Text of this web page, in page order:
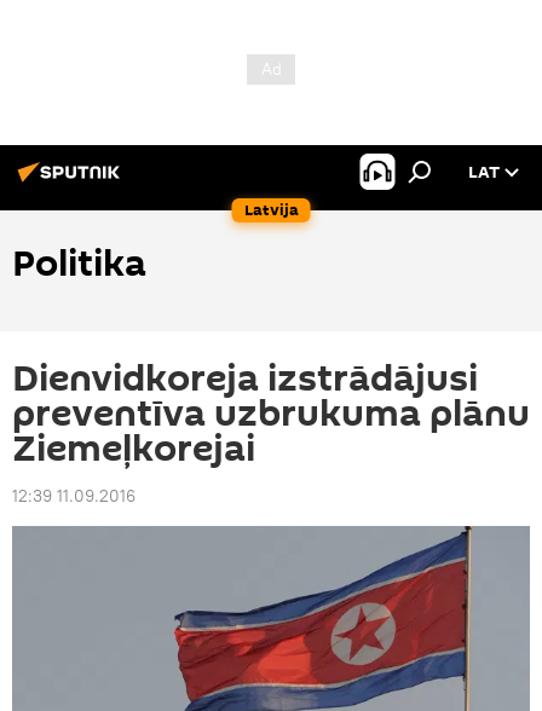
Latvija
LAT
Politika
Dienvidkoreja izstrādājusi
preventīva uzbrukuma plānu
Ziemeļkorejai
12:39 11.09.2016